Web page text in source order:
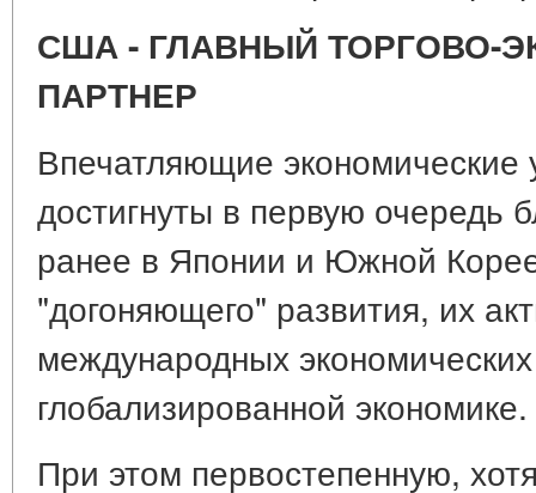
США - ГЛАВНЫЙ ТОРГОВО-
ПАРТНЕР
Впечатляющие
достигнуты в первую очередь
ранее в Японии и Южной
"догоняющего" развития, их
международных
глобализированной экономике.
При этом первостепенную,